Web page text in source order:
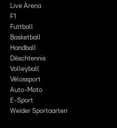
Live Arena
F1
Futtball
Basketball
Handball
Dëschtennis
Volleyball
Vëlossport
Auto-Moto
E-Sport
Weider Sportaarten